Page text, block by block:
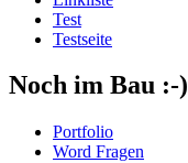
Test
Testseite
Noch im Bau :-)
Portfolio
Word Fragen